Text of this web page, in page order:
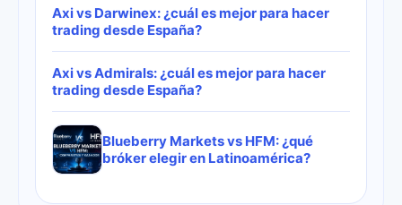
Axi vs Darwinex: ¿cuál es mejor para hacer
trading desde España?
Axi vs Admirals: ¿cuál es mejor para hacer
trading desde España?
Blueberry Markets vs HFM: ¿qué
bróker elegir en Latinoamérica?